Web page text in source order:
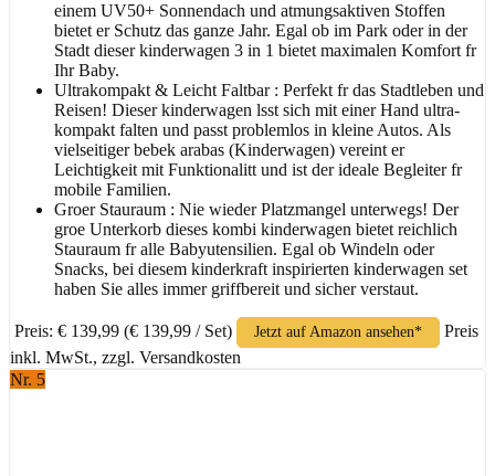
einem UV50+ Sonnendach und atmungsaktiven Stoffen
bietet er Schutz das ganze Jahr. Egal ob im Park oder in der
Stadt dieser kinderwagen 3 in 1 bietet maximalen Komfort fr
Ihr Baby.
Ultrakompakt & Leicht Faltbar : Perfekt fr das Stadtleben und
Reisen! Dieser kinderwagen lsst sich mit einer Hand ultra-
kompakt falten und passt problemlos in kleine Autos. Als
vielseitiger bebek arabas (Kinderwagen) vereint er
Leichtigkeit mit Funktionalitt und ist der ideale Begleiter fr
mobile Familien.
Groer Stauraum : Nie wieder Platzmangel unterwegs! Der
groe Unterkorb dieses kombi kinderwagen bietet reichlich
Stauraum fr alle Babyutensilien. Egal ob Windeln oder
Snacks, bei diesem kinderkraft inspirierten kinderwagen set
haben Sie alles immer griffbereit und sicher verstaut.
Preis: € 139,99 (€ 139,99 / Set) Jetzt auf Amazon ansehen*
Preis
inkl. MwSt., zzgl. Versandkosten
Nr. 5